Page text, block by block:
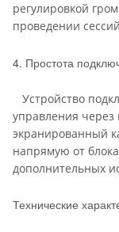
регулировкой
проведении
4. Простота
Устройство
управления
экранированный
напрямую от
дополнительных
Технические